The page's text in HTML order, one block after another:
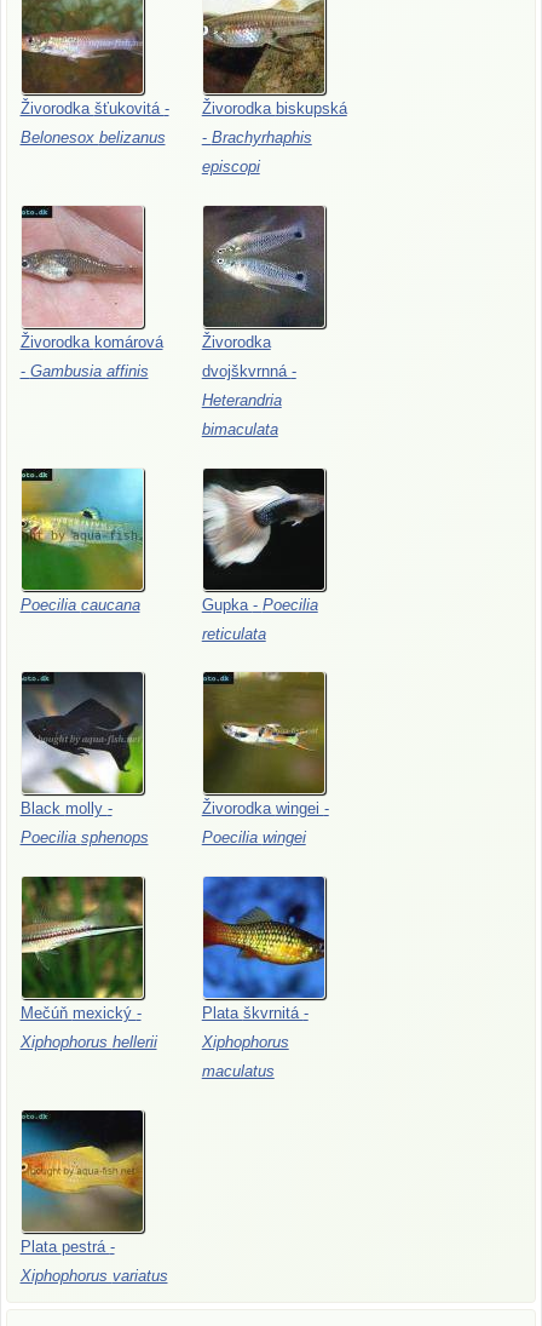
Živorodka šťukovitá -
Belonesox belizanus
Živorodka biskupská
- Brachyrhaphis
episcopi
Živorodka komárová
- Gambusia affinis
Živorodka
dvojškvrnná -
Heterandria
bimaculata
Poecilia caucana Gupka - Poecilia
reticulata
Black molly -
Poecilia sphenops
Živorodka wingei -
Poecilia wingei
Mečúň mexický -
Xiphophorus hellerii
Plata škvrnitá -
Xiphophorus
maculatus
Plata pestrá -
Xiphophorus variatus